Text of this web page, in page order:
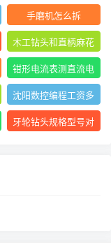
手磨机怎么拆
木工钻头和直柄麻花
钻
钳形电流表测直流电
流的 ***
沈阳数控编程工资多
少
牙轮钻头规格型号对